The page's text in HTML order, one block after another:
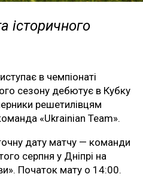
історичного
в чемпіонаті
сезону дебютує в Кубку
решетилівцям
«Ukrainian Team».
дату матчу — команди
серпня у Дніпрі на
Початок мату о 14:00.